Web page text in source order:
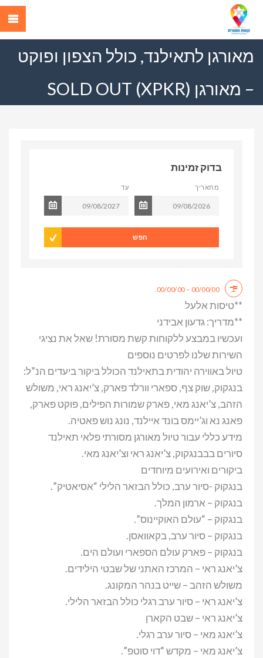
מאורגן לתאילנד, כולל הצפון ופוקט
– מאורגן (XPKR) SOLD OUT
בדוק זמינות
מתאריך עד
חפש
00/00/00 – 00/00/00
.
**טיסות אלעל
**מדריך: גדעון אבידני
ועכשיו במבצע ללקוחות קשת מסורת! שאל את נציגי
השירות שלנו לפרטים נוספים
טיול באווירה יהודית בתאילנד הכולל ביקור ביעדים הנ”ל:
בנגקוק, שוק צף, ספארי וורלד פארק, צ’יאנג ראי, משולש
הזהב, צ’יאנג מאי, פארק שמורות הפילים, פוקט פארק,
פאנג נא וג’יימס בונד איילנד, נונג נוש פאטיה.
מידע כללי עבור טיול מאורגן מסורתי פלאי תאילנד
סיורים בבבנגקוק, צ’יאנג ראי וצ’יאנג מאי.
ביקורים ואירועים מיוחדים
בנגקוק -סיור ערב, כולל הבזאר הלילי “אסיאטיק”.
בנגקוק – ארמון המלך.
בנגקוק – “עולם האוקיינוס”.
בנגקוק – סיור ערב, בקאוואסן.
בנגקוק – פארק עולם הספארי ועולם הים.
צ’יאנג ראי – המרכז האתני של שבטי הילידים.
משולש הזהב – שייט בנהר המקונג.
צ’יאנג ראי – סיור ערב רגלי כולל הבזאר הלילי.
צ’יאנג ראי – שבט הקארן
צ’יאנג מאי – סיור ערב רגלי.
צ’יאנג מאי – מקדש “דוי סוטפ”.